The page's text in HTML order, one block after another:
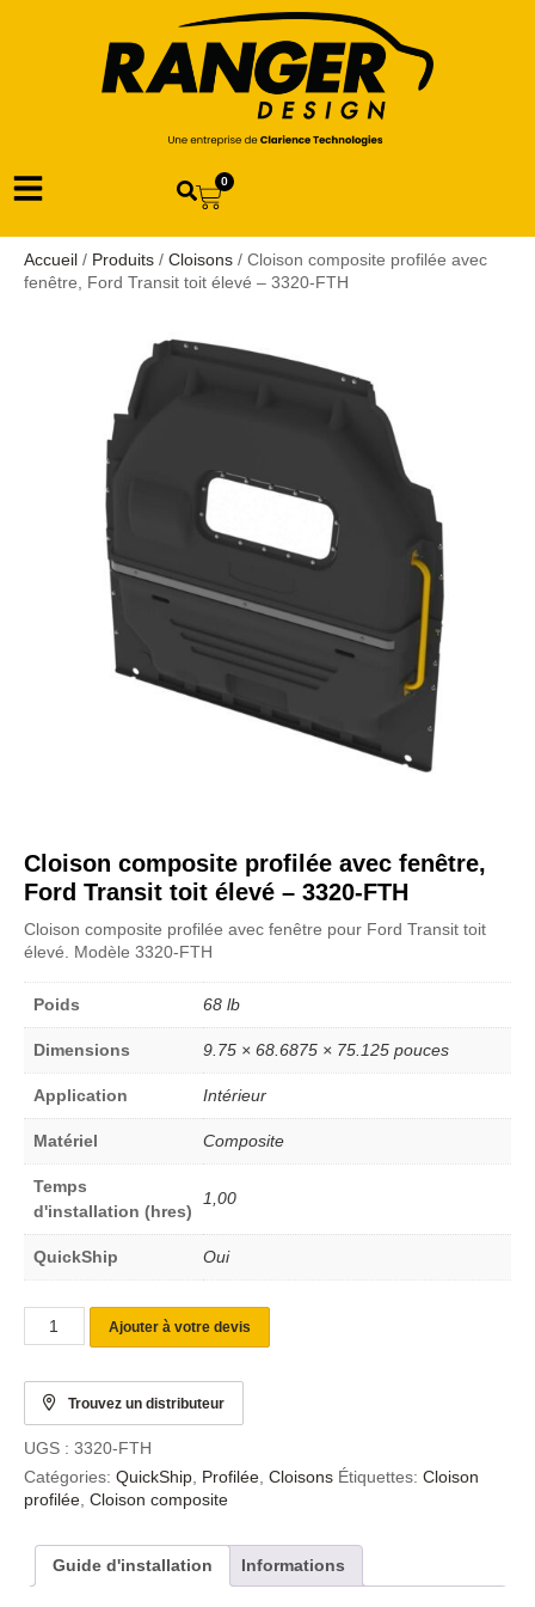
0
Accueil / Produits / Cloisons / Cloison composite profilée avec
fenêtre, Ford Transit toit élevé – 3320-FTH
Cloison composite profilée avec fenêtre,
Ford Transit toit élevé – 3320-FTH
Cloison composite profilée avec fenêtre pour Ford Transit toit
élevé. Modèle 3320-FTH
Poids 68 lb
Dimensions 9.75 × 68.6875 × 75.125 pouces
Application Intérieur
Matériel Composite
Temps
d'installation (hres)
1,00
QuickShip Oui
Ajouter à votre devis
Trouvez un distributeur
UGS : 3320-FTH
Catégories: QuickShip, Profilée, Cloisons Étiquettes: Cloison
profilée, Cloison composite
Guide d'installation Informations